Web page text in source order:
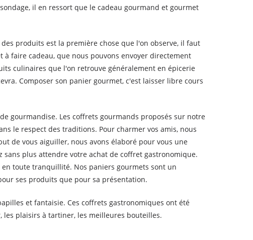
il en ressort que le cadeau gourmand et gourmet
produits est la première chose que l'on observe, il faut
faire cadeau, que nous pouvons envoyer directement
culinaires que l'on retrouve généralement en épicerie
Composer son panier gourmet, c'est laisser libre cours
gourmandise. Les coffrets gourmands proposés sur notre
le respect des traditions. Pour charmer vos amis, nous
de vous aiguiller, nous avons élaboré pour vous une
plus attendre votre achat de coffret gastronomique.
toute tranquillité. Nos paniers gourmets sont un
ses produits que pour sa présentation.
et fantaisie. Ces coffrets gastronomiques ont été
plaisirs à tartiner, les meilleures bouteilles.